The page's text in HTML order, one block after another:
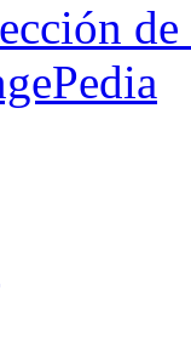
de